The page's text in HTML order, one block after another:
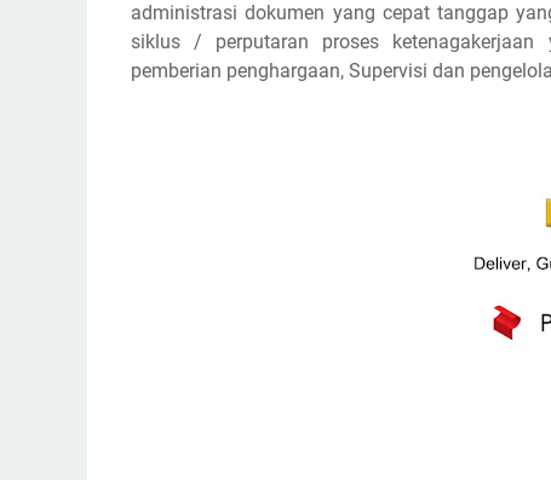
administrasi dokumen yang cepat tanggap
siklus / perputaran proses ketenagakerjaan
pemberian penghargaan, Supervisi dan